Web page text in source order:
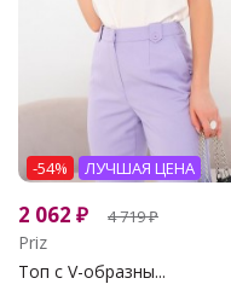
-54% ЛУЧШАЯ ЦЕНА
2 062 ₽ 4 719₽
Priz
Топ с V-образны...